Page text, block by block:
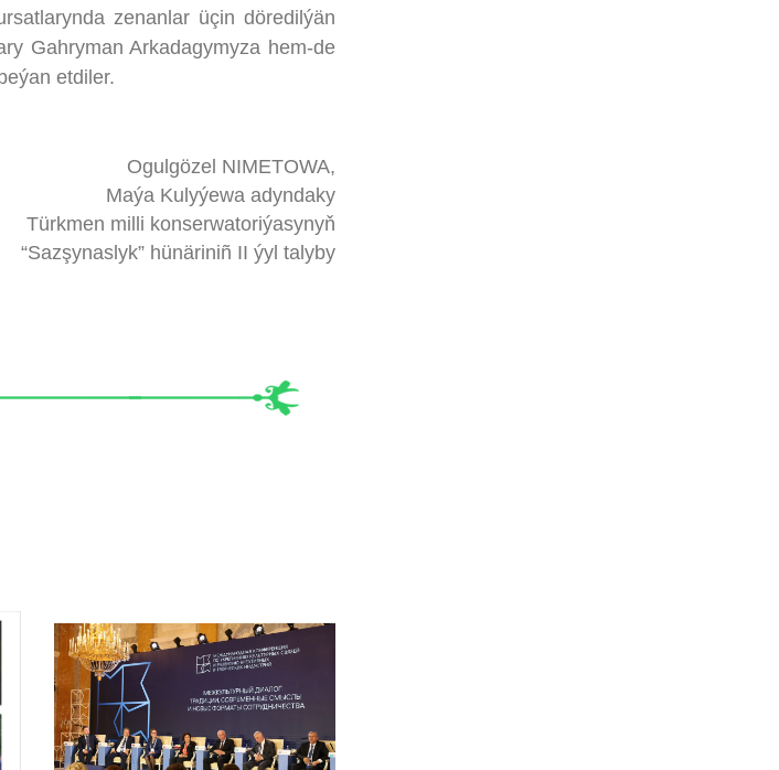
zenanlar üçin döredilýän
Gahryman Arkadagymyza hem-de
etdiler.
Ogulgözel NIMETOWA,
Maýa Kulyýewa adyndaky
Türkmen milli konserwatoriýasynyň
“Sazşynaslyk” hünäriniñ II ýyl talyby